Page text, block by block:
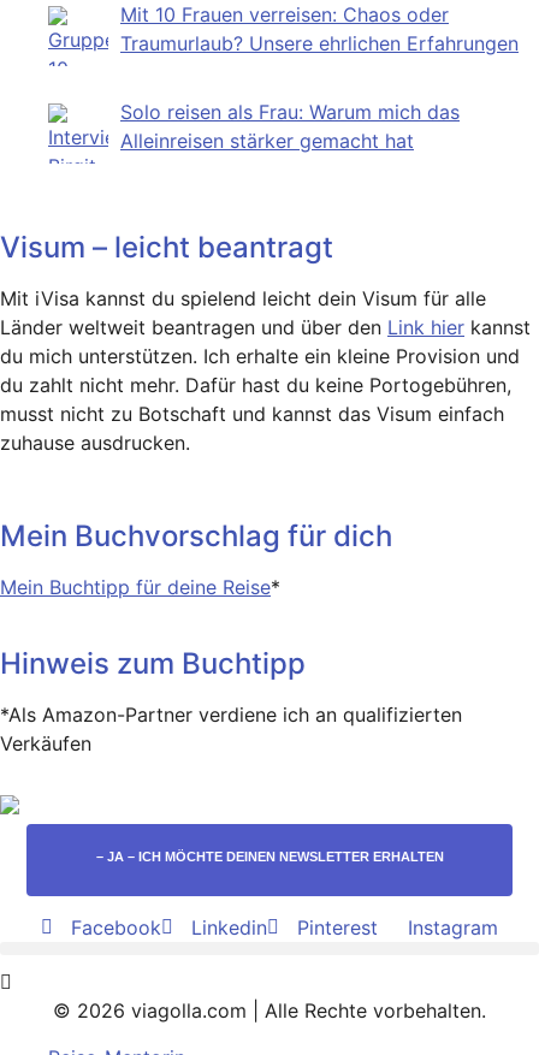
Mit 10 Frauen verreisen: Chaos oder
Traumurlaub? Unsere ehrlichen Erfahrungen
Solo reisen als Frau: Warum mich das
Alleinreisen stärker gemacht hat
Visum – leicht beantragt
Mit iVisa kannst du spielend leicht dein Visum für alle
Länder weltweit beantragen und über den Link hier kannst
du mich unterstützen. Ich erhalte ein kleine Provision und
du zahlt nicht mehr. Dafür hast du keine Portogebühren,
musst nicht zu Botschaft und kannst das Visum einfach
zuhause ausdrucken.
Mein Buchvorschlag für dich
Mein Buchtipp für deine Reise*
Hinweis zum Buchtipp
*Als Amazon-Partner verdiene ich an qualifizierten
Verkäufen
– JA – ICH MÖCHTE DEINEN NEWSLETTER ERHALTEN
Facebook Linkedin Pinterest Instagram
© 2026 viagolla.com | Alle Rechte vorbehalten.